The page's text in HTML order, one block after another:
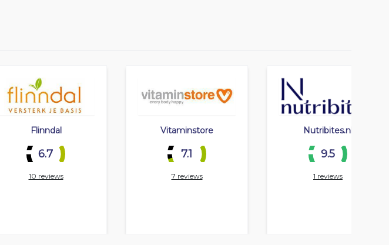
Flinndal
6.7
10 reviews
Vitaminstore
7.1
7 reviews
Nutribites.nl
9.5
1 reviews